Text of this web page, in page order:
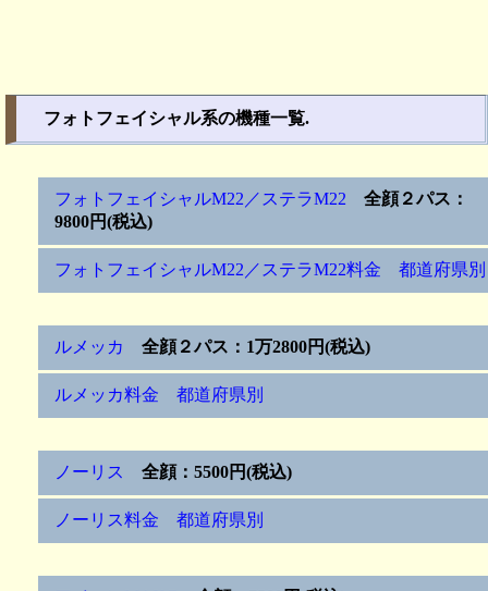
フォトフェイシャル系の機種一覧.
フォトフェイシャルM22／ステラM22 全顔２パス：
9800円(税込)
フォトフェイシャルM22／ステラM22料金 都道府県別
ルメッカ 全顔２パス：1万2800円(税込)
ルメッカ料金 都道府県別
ノーリス 全顔：5500円(税込)
ノーリス料金 都道府県別